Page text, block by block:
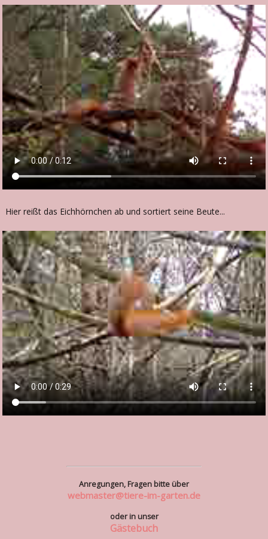
Hier reißt das Eichhörnchen ab und sortiert seine Beute...
Anregungen, Fragen bitte über
webmaster@tiere-im-garten.de
oder in unser
Gästebuch